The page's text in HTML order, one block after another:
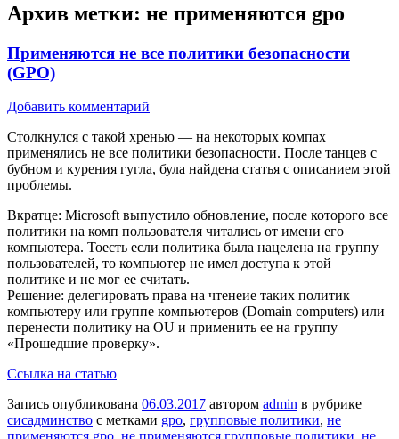
Архив метки: не применяются gpo
Применяются не все политики безопасности
(GPO)
Добавить комментарий
Столкнулся с такой хренью — на некоторых компах
применялись не все политики безопасности. После танцев с
бубном и курения гугла, була найдена статья с описанием этой
проблемы.
Вкратце: Microsoft выпустило обновление, после которого все
политики на комп пользователя читались от имени его
компьютера. Тоесть если политика была нацелена на группу
пользователей, то компьютер не имел доступа к этой
политике и не мог ее считать.
Решение: делегировать права на чтенеие таких политик
компьютеру или группе компьютеров (Domain computers) или
перенести политику на OU и применить ее на группу
«Прошедшие проверку».
Ссылка на статью
Запись опубликована 06.03.2017 автором admin в рубрике
сисадминство с метками gpo, групповые политики, не